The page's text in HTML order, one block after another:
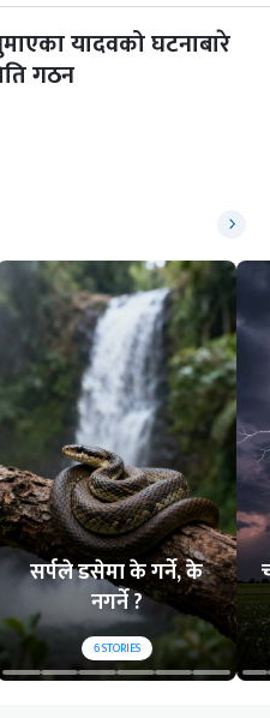
यादवको घटनाबारे
गठन
सर्पले डसेमा के गर्ने, के
नगर्ने ?
6STORIES